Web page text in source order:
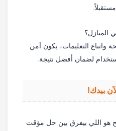
واتباع التعليمات، يكون آمن
لضمان أفضل نتيجة.
بيدك!
هو اللي بيفرق بين حل مؤقت